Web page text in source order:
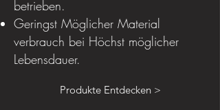
betrieben.
Geringst Möglicher Material
verbrauch bei Höchst möglicher
Lebensdauer.
Produkte Entdecken >